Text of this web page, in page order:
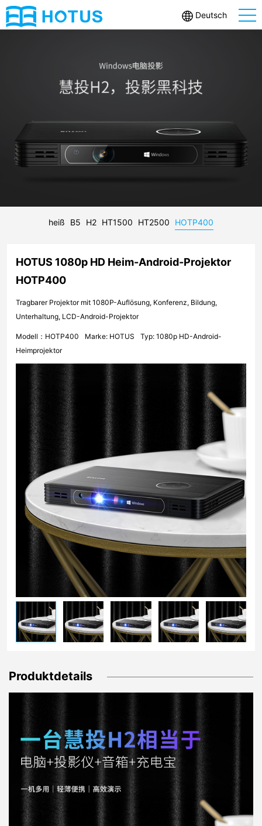
Deutsch
heiß B5 H2 HT1500 HT2500 HOTP400
HOTUS 1080p HD Heim-Android-Projektor
HOTP400
Tragbarer Projektor mit 1080P-Auflösung, Konferenz, Bildung,
Unterhaltung, LCD-Android-Projektor
Modell：HOTP400 Marke: HOTUS
Typ: 1080p HD-Android-
Heimprojektor
Produktdetails